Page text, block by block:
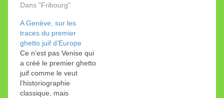
de formation
enrayer la
radicalisation».
Dans "Fribourg"
A Genève, sur les
traces du premier
ghetto juif d’Europe
Ce n’est pas Venise qui
a créé le premier ghetto
juif comme le veut
l’historiographie
classique, mais